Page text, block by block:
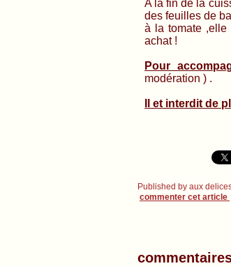
A la fin de la
des feuilles de
à la tomate ,elle
achat !
Pour
modération ) .
Il et interdit de
Published by aux
commenter cet article